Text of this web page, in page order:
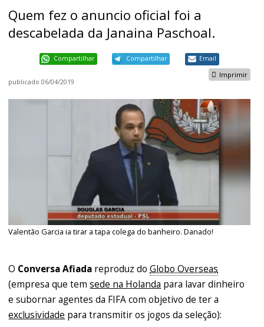
Quem fez o anuncio oficial foi a
descabelada da Janaina Paschoal.
Compartilhar Compartilhar Email
Imprimir
publicado 06/04/2019
Valentão Garcia ia tirar a tapa colega do banheiro. Danado!
O Conversa Afiada reproduz doGlobo Overseas
(empresa que temsede na Holanda para lavar dinheiro
e subornar agentes da FIFA com objetivo de ter a
exclusividade para transmitir os jogos da seleção):